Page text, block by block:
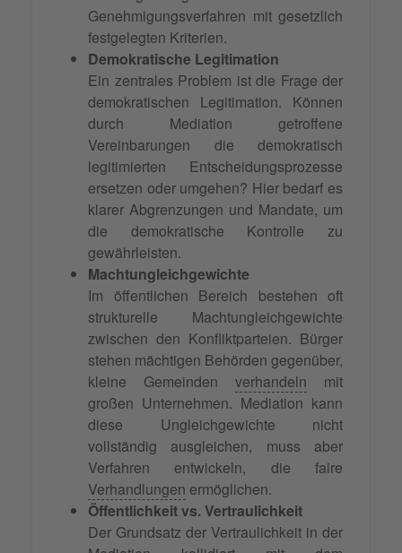
Genehmigungsverfahren mit gesetzlich
festgelegten Kriterien.
Demokratische Legitimation
Ein zentrales Problem ist die Frage der
demokratischen Legitimation. Können
durch Mediation getroffene
Vereinbarungen die demokratisch
legitimierten Entscheidungsprozesse
ersetzen oder umgehen? Hier bedarf es
klarer Abgrenzungen und Mandate, um
die demokratische Kontrolle zu
gewährleisten.
Machtungleichgewichte
Im öffentlichen Bereich bestehen oft
strukturelle Machtungleichgewichte
zwischen den Konfliktparteien. Bürger
stehen mächtigen Behörden gegenüber,
kleine Gemeinden verhandeln mit
großen Unternehmen. Mediation kann
diese Ungleichgewichte nicht
vollständig ausgleichen, muss aber
Verfahren entwickeln, die faire
Verhandlungen ermöglichen.
Öffentlichkeit vs. Vertraulichkeit
Der Grundsatz der Vertraulichkeit in der